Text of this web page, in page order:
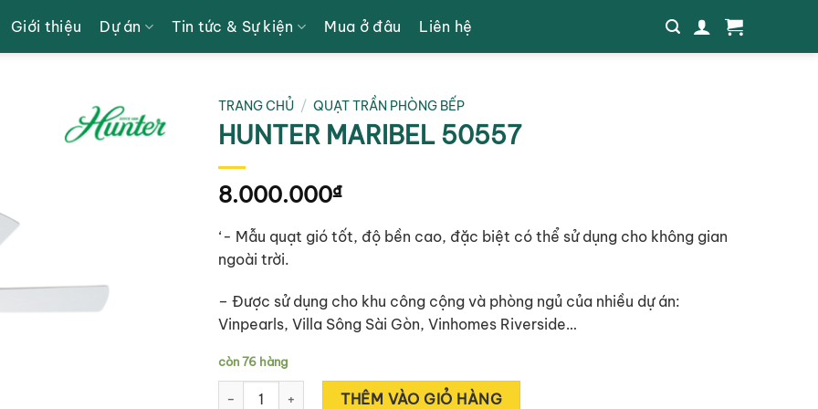
Giới thiệu Dự án Tin tức & Sự kiện Mua ở đâu Liên hệ
TRANG CHỦ / QUẠT TRẦN PHÒNG BẾP
HUNTER MARIBEL 50557
8.000.000₫
‘- Mẫu quạt gió tốt, độ bền cao, đặc biệt có thể sử dụng cho không gian
ngoài trời.
– Được sử dụng cho khu công cộng và phòng ngủ của nhiều dự án:
Vinpearls, Villa Sông Sài Gòn, Vinhomes Riverside…
còn 76 hàng
HUNTER MARIBEL 50557 số lượngTHÊM VÀO GIỎ HÀNG